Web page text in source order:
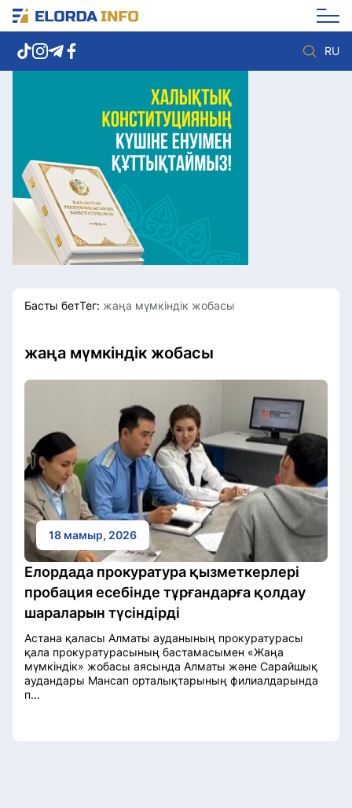
RU
Елорда жаңалықтары
Көзқарас
Саясат
Видео
Әлеумет
Экономика
Спорт
Мәдениет
Басты бетТег: жаңа мүмкіндік жобасы
жаңа мүмкіндік жобасы
18 мамыр, 2026
Елордада прокуратура қызметкерлері
пробация есебінде тұрғандарға қолдау
шараларын түсіндірді
Астана қаласы Алматы ауданының прокуратурасы
қала прокуратурасының бастамасымен «Жаңа
мүмкіндік» жобасы аясында Алматы және Сарайшық
аудандары Мансап орталықтарының филиалдарында
п...